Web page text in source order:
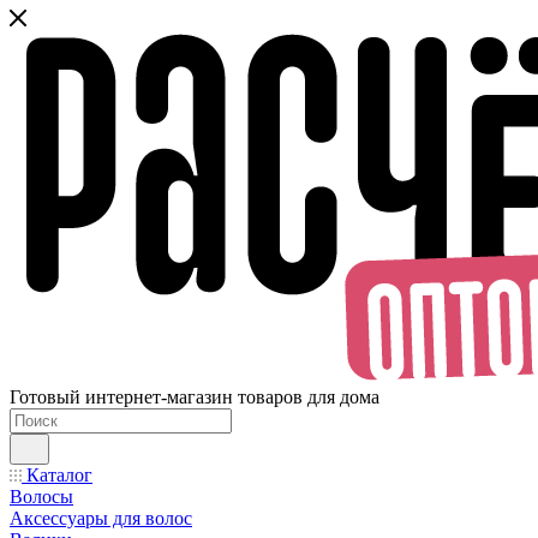
Готовый интернет-магазин товаров для дома
Каталог
Волосы
Аксессуары для волос